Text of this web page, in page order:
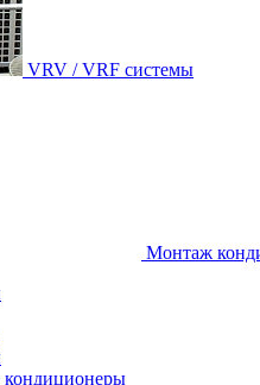
VRV / VRF системы
Монтаж
кондиционеры